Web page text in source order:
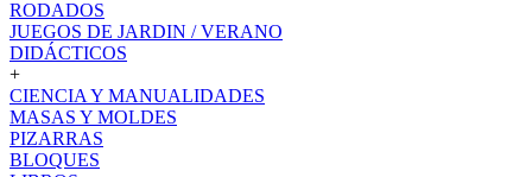
RODADOS
JUEGOS DE JARDIN / VERANO
DIDÁCTICOS
+
CIENCIA Y MANUALIDADES
MASAS Y MOLDES
PIZARRAS
BLOQUES